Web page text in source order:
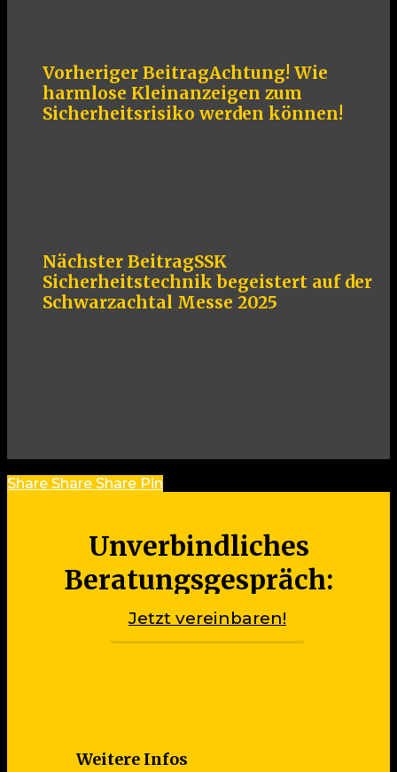
Vorheriger BeitragAchtung! Wie
harmlose Kleinanzeigen zum
Sicherheitsrisiko werden können!
Nächster BeitragSSK
Sicherheitstechnik begeistert auf der
Schwarzachtal Messe 2025
Share
Share Share Share Pin
Unverbindliches
Beratungsgespräch:
Jetzt vereinbaren!
Weitere Infos